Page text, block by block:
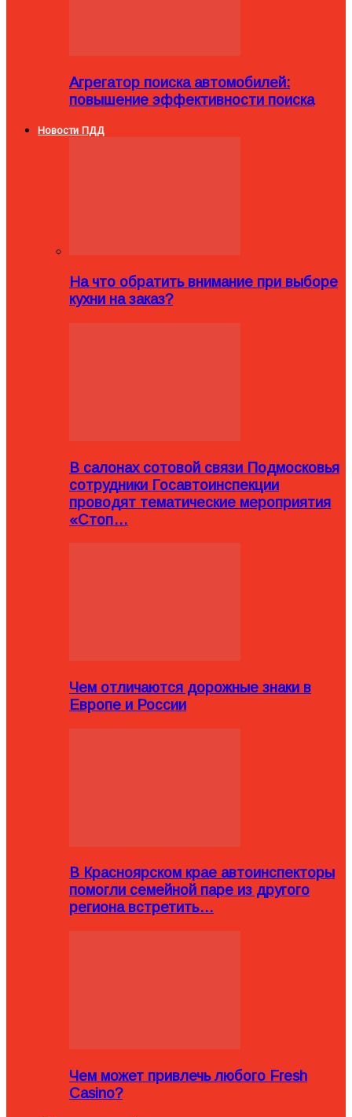
Агрегатор поиска автомобилей:
повышение эффективности поиска
Новости ПДД
На что обратить внимание при выборе
кухни на заказ?
В салонах сотовой связи Подмосковья
сотрудники Госавтоинспекции
проводят тематические мероприятия
«Стоп…
Чем отличаются дорожные знаки в
Европе и России
В Красноярском крае автоинспекторы
помогли семейной паре из другого
региона встретить…
Чем может привлечь любого Fresh
Casino?